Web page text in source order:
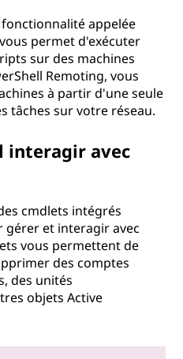
appelée
permet d'exécuter
sur des machines
Remoting, vous
à partir d'une seule
tâches sur votre réseau.
interagir avec
cmdlets intégrés
gérer et interagir avec
vous permettent de
des comptes
des unités
objets Active